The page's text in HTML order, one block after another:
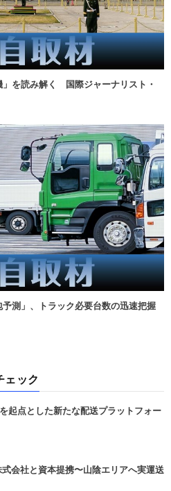
」を読み解く 国際ジャーナリスト・
予測」、トラック必要台数の迅速把握
ェック
起点とした新たな配送プラットフォー
会社と資本提携〜山陰エリアへ実運送